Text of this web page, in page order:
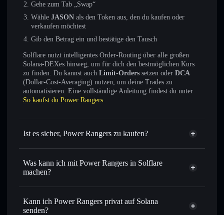
Gehe zum Tab „Swap“
Wähle JASON als den Token aus, den du kaufen oder
verkaufen möchtest
Gib den Betrag ein und bestätige den Tausch
Solflare nutzt intelligentes Order-Routing über alle großen
Solana-DEXes hinweg, um für dich den bestmöglichen Kurs
zu finden. Du kannst auch Limit-Orders setzen oder DCA
(Dollar-Cost-Averaging) nutzen, um deine Trades zu
automatisieren. Eine vollständige Anleitung findest du unter
So kaufst du Power Rangers.
Ist es sicher, Power Rangers zu kaufen?
Power Rangers
nicht
Was kann ich mit Power Rangers in Solflare
machen?
Power Rangers
Solflare-Wallet
Sofort tauschen– handle JASON gegen SOL, USDC oder
Tausende anderer Solana-Tokens mit intelligentem Order
Kann ich Power Rangers privat auf Solana
senden?